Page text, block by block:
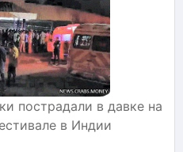
пострадали в давке на
в Индии